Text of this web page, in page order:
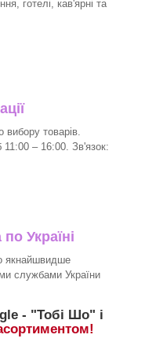
готелі, кав'ярні та
товарів.
– 16:00. Зв'язок:
Україні
якнайшвидше
службами України
- "Тобі Шо" і